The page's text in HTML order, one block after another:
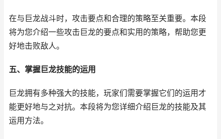
在与巨龙战斗时，攻击要点和合理的策略至关重要。本段
将为您介绍一些攻击巨龙的要点和实用的策略，帮助您更
好地击败敌人。
五、掌握巨龙技能的运用
巨龙拥有多种强大的技能，玩家们需要掌握它们的运用才
能更好地与之对抗。本段将为您详细介绍巨龙的技能及其
运用方法。